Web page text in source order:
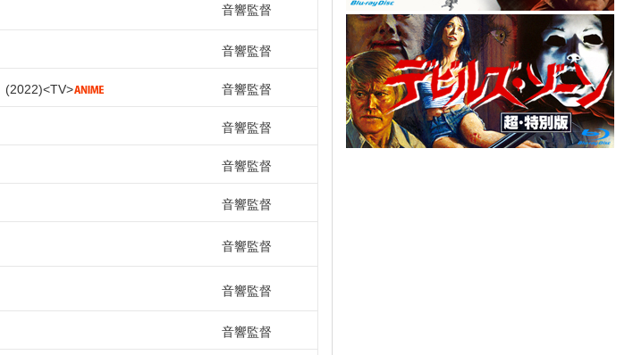
音響監督
音響監督
2022 TV 音響監督
音響監督
音響監督
音響監督
音響監督
音響監督
音響監督